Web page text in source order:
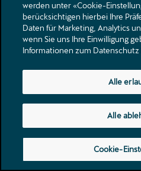
9200
Tel.:+41 71
werden unter «Cookie-
berücksichtigen hierbei Ihre
Daten für Marketing, Analytics
wenn Sie uns Ihre Einwilligung
Informationen zum Datenschutz
Cookie-
Alle
Alle